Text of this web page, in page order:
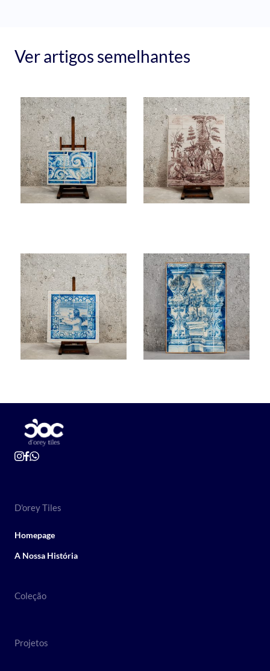
Ver artigos semelhantes
D'orey Tiles
Homepage
A Nossa História
Coleção
Projetos